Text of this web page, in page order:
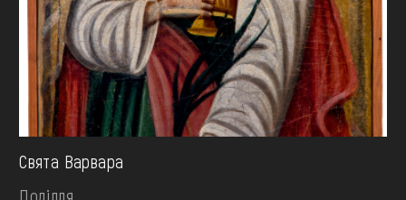
Свята Варвара
Поділля